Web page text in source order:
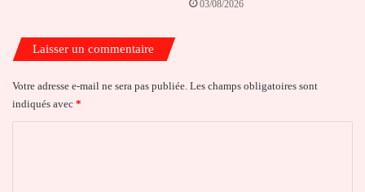
03/08/2026
Laisser un commentaire
Votre adresse e-mail ne sera pas publiée. Les champs obligatoires sont
indiqués avec *